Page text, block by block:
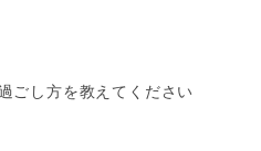
ごし方を教えてください